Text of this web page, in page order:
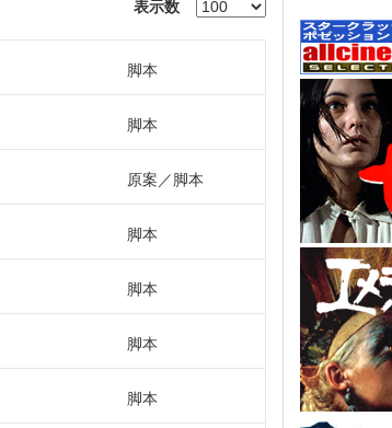
表示数
脚本
脚本
原案 脚本
脚本
脚本
脚本
脚本